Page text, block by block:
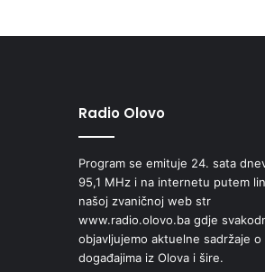
Radio Olovo
Program se emituje 24. sata
95,1 MHz i na internetu putem
našoj zvaničnoj web str
www.radio.olovo.ba gdje
objavljujemo aktuelne sadržaje o
događajima iz Olova i šire.